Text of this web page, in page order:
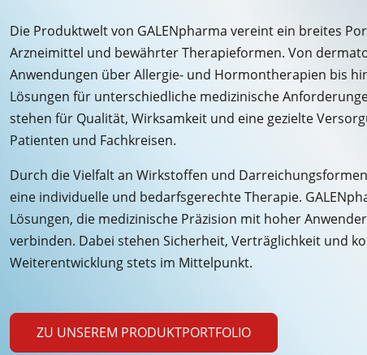
Die Produktwelt von GALENpharma vereint ein breites
Arzneimittel und bewährter Therapieformen. Von
Anwendungen über Allergie- und Hormontherapien bis
Lösungen für unterschiedliche medizinische
stehen für Qualität, Wirksamkeit und eine gezielte
Patienten und Fachkreisen.
Durch die Vielfalt an Wirkstoffen und
eine individuelle und bedarfsgerechte Therapie.
Lösungen, die medizinische Präzision mit hoher
verbinden. Dabei stehen Sicherheit, Verträglichkeit und
Weiterentwicklung stets im Mittelpunkt.
ZU UNSEREM PRODUKTPORTFOLIO